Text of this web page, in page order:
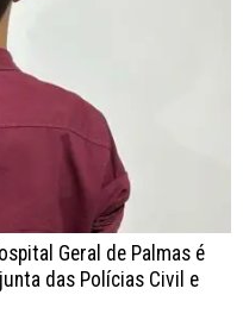
Geral de Palmas é
das Polícias Civil e